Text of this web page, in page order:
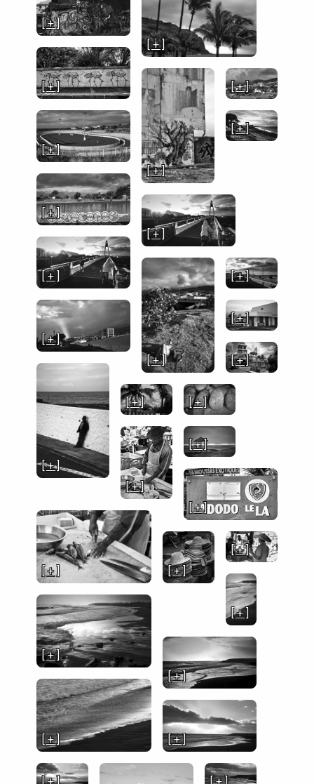
[ + ]
[ + ]
[ + ]
[ + ]
[ + ]
[ + ]
[ + ]
[ + ]
[ + ]
[ + ]
[ + ]
[ + ]
[ + ]
[ + ]
[ + ]
[ + ]
[ + ] [ + ]
[ + ]
[ + ]
[ + ]
[ + ]
[ + ]
[ + ]
[ + ]
[ + ]
[ + ]
[ + ] [ + ]